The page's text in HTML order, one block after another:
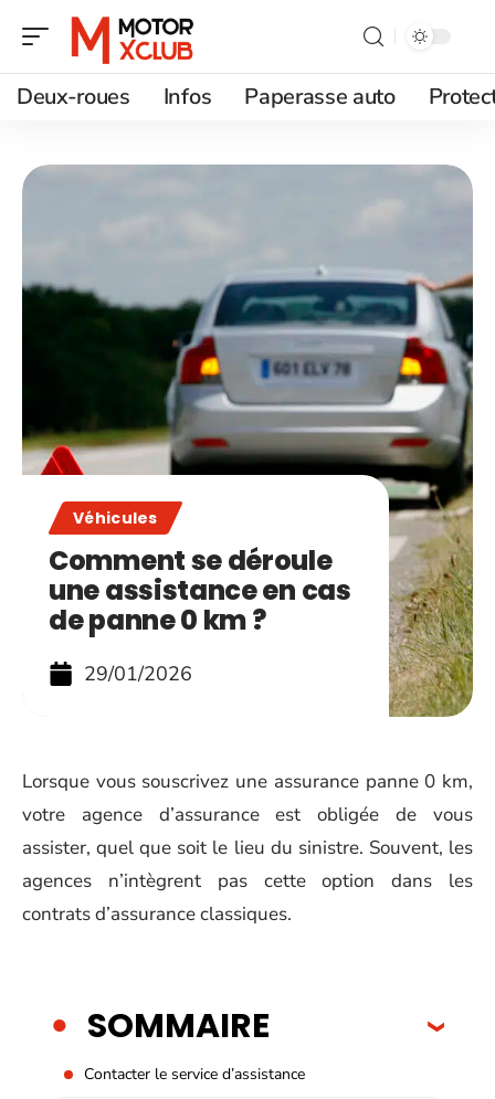
Deux-roues Infos Paperasse auto
Véhicules
Comment se déroule
une assistance en cas
de panne 0 km ?
29/01/2026
Lorsque vous souscrivez une assurance panne 0 km,
votre agence d’assurance est obligée de vous
assister, quel que soit le lieu du sinistre. Souvent, les
agences n’intègrent pas cette option dans les
contrats d’assurance classiques.
SOMMAIRE
Contacter le service d’assistance